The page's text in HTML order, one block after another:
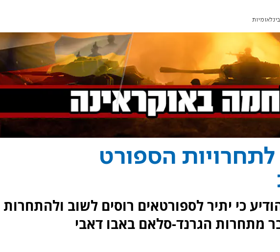
לתחרויות הספורט
כי יתיר לספורטאים רוסים לשוב ולהתחרות
מתחרות הגרנד-סלאם באבו דאבי